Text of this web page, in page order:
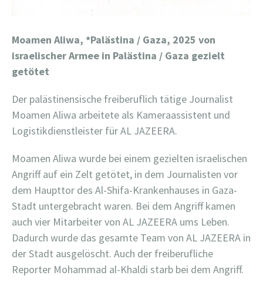
Moamen Aliwa, *Palästina / Gaza, 2025 von
israelischer Armee in Palästina / Gaza gezielt
getötet
Der palästinensische freiberuflich tätige Journalist
Moamen Aliwa arbeitete als Kameraassistent und
Logistikdienstleister für AL JAZEERA.
Moamen Aliwa wurde bei einem gezielten israelischen
Angriff auf ein Zelt getötet, in dem Journalisten vor
dem Haupttor des Al-Shifa-Krankenhauses in Gaza-
Stadt untergebracht waren. Bei dem Angriff kamen
auch vier Mitarbeiter von AL JAZEERA ums Leben.
Dadurch wurde das gesamte Team von AL JAZEERA in
der Stadt ausgelöscht. Auch der freiberufliche
Reporter Mohammad al-Khaldi starb bei dem Angriff.